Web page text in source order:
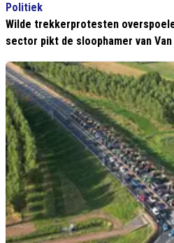
Politiek
Wilde trekkerprotesten
sector pikt de sloophamer van